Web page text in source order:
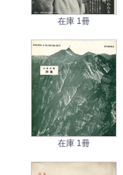
在庫 1冊
在庫 1冊